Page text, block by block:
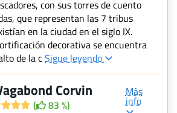
con sus torres de cuento
que representan las 7 tribus
en la ciudad en el siglo IX.
decorativa se encuentra
de la cSigue leyendo
Corvin
(
83 %)
Más
info